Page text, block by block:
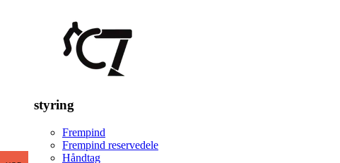
styring
Frempind
Frempind reservedele
Håndtag